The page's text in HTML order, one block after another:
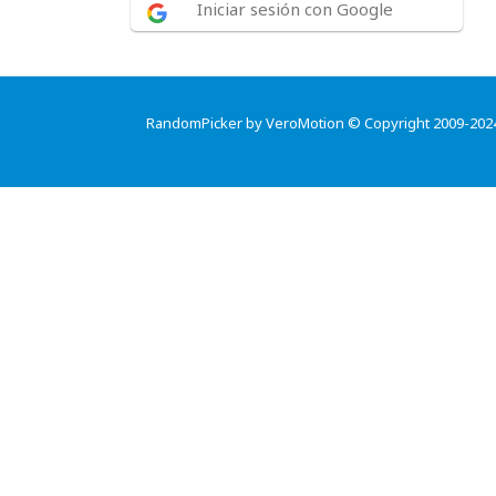
Iniciar sesión con Google
RandomPicker by VeroMotion © Copyright 2009-